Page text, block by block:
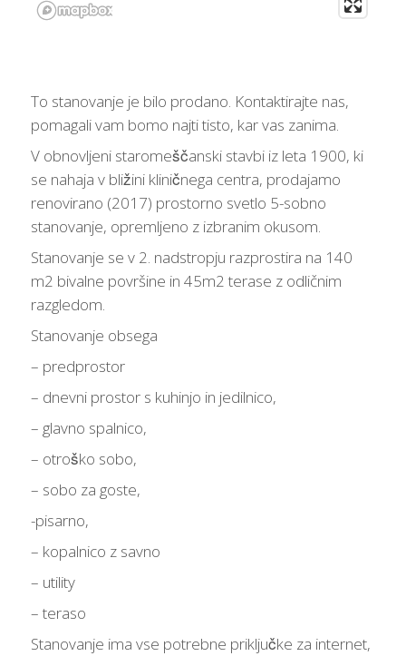
To stanovanje je bilo prodano. Kontaktirajte nas,
pomagali vam bomo najti tisto, kar vas zanima.
V obnovljeni staromeščanski stavbi iz leta 1900, ki
se nahaja v bližini kliničnega centra, prodajamo
renovirano (2017) prostorno svetlo 5-sobno
stanovanje, opremljeno z izbranim okusom.
Stanovanje se v 2. nadstropju razprostira na 140
m2 bivalne površine in 45m2 terase z odličnim
razgledom.
Stanovanje obsega
– predprostor
– dnevni prostor s kuhinjo in jedilnico,
– glavno spalnico,
– otroško sobo,
– sobo za goste,
-pisarno,
– kopalnico z savno
– utility
– teraso
Stanovanje ima vse potrebne priključke za internet,